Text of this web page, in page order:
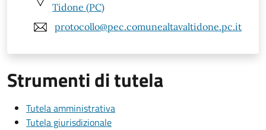
Tidone (PC)
protocollo@pec.comunealtavaltidone.pc.it
Strumenti di tutela
Tutela amministrativa
Tutela giurisdizionale